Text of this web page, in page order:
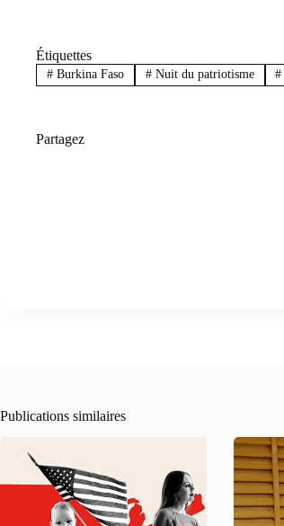
Étiquettes
#Burkina Faso #Nuit du patriotisme #
Partagez
Publications similaires